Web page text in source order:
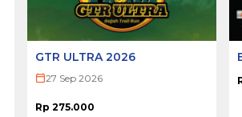
GTR ULTRA 2026
27 Sep 2026
Rp 275.000